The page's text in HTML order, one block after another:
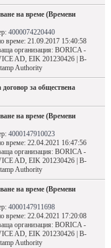
на време (Времеви
4000074220440
време: 21.09.2017 15:40:58
организация: BORICA -
AD, EIK 201230426 | B-
Authority
за обществена
на време (Времеви
4000147910023
време: 22.04.2021 16:47:56
организация: BORICA -
AD, EIK 201230426 | B-
Authority
на време (Времеви
4000147911698
време: 22.04.2021 17:20:08
организация: BORICA -
AD, EIK 201230426 | B-
Authority